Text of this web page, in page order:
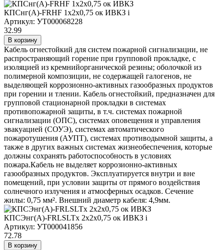
КПСнг(А)-FRHF 1х2х0,75 ок ИВКЗ i
Артикул: УТ000068228
32.99
В корзину
Кабель огнестойкий для систем пожарной сигнализации, не
распространяющий горение при групповой прокладке, с
изоляцией из кремнийорганической резины; оболочкой из
полимерной композиции, не содержащей галогенов, не
выделяющей коррозионно-активных газообразных продуктов
при горении и тлении. Кабель огнестойкий, предназначен для
групповой стационарной прокладки в системах
противопожарной защиты, в т.ч. системах пожарной
сигнализации (ОПС), системах оповещения и управления
эвакуацией (СОУЭ), системах автоматического
пожаротушения (АУПТ), системах противодымной защиты, а
также в других важных системах жизнеобеспечения, которые
должны сохранять работоспособность в условиях
пожара.Кабель не выделяет коррозионно-активных
газообразных продуктов. Эксплуатируется внутри и вне
помещений, при условии защиты от прямого воздействия
солнечного излучения и атмосферных осадков. Сечение
жилы: 0,75 мм². Внешний диаметр кабеля: 4,9мм.
КПСЭнг(А)-FRLSLTx 2х2х0,75 ок ИВКЗ i
Артикул: УТ000041856
72.78
В корзину